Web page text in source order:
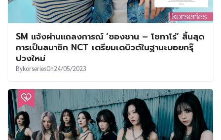
SM แจ้งผ่านแถลงการณ์ ‘ซองชาน – โชทาโร่’ สิ้นสุด
การเป็นสมาชิก NCT เตรียมเดบิวต์ในฐานะบอยกรุ๊
ปวงใหม่
BykorseriesOn24/05/2023